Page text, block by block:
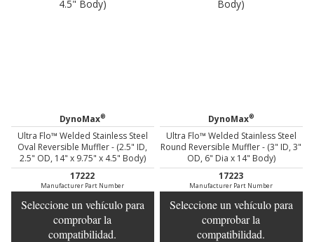
DynoMax®
Ultra Flo™ Welded Stainless Steel
Oval Reversible Muffler - (2.5" ID,
2.5" OD, 14" x 9.75" x 4.5" Body)
17222
Manufacturer Part Number
Seleccione un vehículo para
comprobar la
compatibilidad.
DynoMax®
Ultra Flo™ Welded Stainless Steel
Round Reversible Muffler - (3" ID, 3"
OD, 6" Dia x 14" Body)
17223
Manufacturer Part Number
Seleccione un vehículo para
comprobar la
compatibilidad.